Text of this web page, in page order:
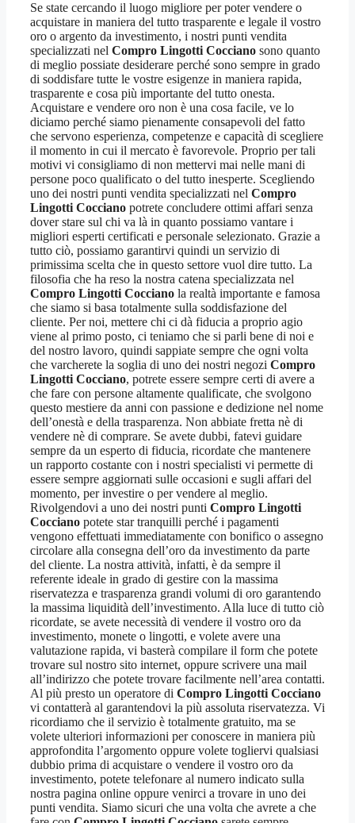
Se state cercando il luogo migliore per poter vendere o
acquistare in maniera del tutto trasparente e legale il vostro
oro o argento da investimento, i nostri punti vendita
specializzati nel Compro Lingotti Cocciano sono quanto
di meglio possiate desiderare perché sono sempre in grado
di soddisfare tutte le vostre esigenze in maniera rapida,
trasparente e cosa più importante del tutto onesta.
Acquistare e vendere oro non è una cosa facile, ve lo
diciamo perché siamo pienamente consapevoli del fatto
che servono esperienza, competenze e capacità di scegliere
il momento in cui il mercato è favorevole. Proprio per tali
motivi vi consigliamo di non mettervi mai nelle mani di
persone poco qualificato o del tutto inesperte. Scegliendo
uno dei nostri punti vendita specializzati nel Compro
Lingotti Cocciano potrete concludere ottimi affari senza
dover stare sul chi va là in quanto possiamo vantare i
migliori esperti certificati e personale selezionato. Grazie a
tutto ciò, possiamo garantirvi quindi un servizio di
primissima scelta che in questo settore vuol dire tutto. La
filosofia che ha reso la nostra catena specializzata nel
Compro Lingotti Cocciano la realtà importante e famosa
che siamo si basa totalmente sulla soddisfazione del
cliente. Per noi, mettere chi ci dà fiducia a proprio agio
viene al primo posto, ci teniamo che si parli bene di noi e
del nostro lavoro, quindi sappiate sempre che ogni volta
che varcherete la soglia di uno dei nostri negozi Compro
Lingotti Cocciano, potrete essere sempre certi di avere a
che fare con persone altamente qualificate, che svolgono
questo mestiere da anni con passione e dedizione nel nome
dell’onestà e della trasparenza. Non abbiate fretta nè di
vendere nè di comprare. Se avete dubbi, fatevi guidare
sempre da un esperto di fiducia, ricordate che mantenere
un rapporto costante con i nostri specialisti vi permette di
essere sempre aggiornati sulle occasioni e sugli affari del
momento, per investire o per vendere al meglio.
Rivolgendovi a uno dei nostri punti Compro Lingotti
Cocciano potete star tranquilli perché i pagamenti
vengono effettuati immediatamente con bonifico o assegno
circolare alla consegna dell’oro da investimento da parte
del cliente. La nostra attività, infatti, è da sempre il
referente ideale in grado di gestire con la massima
riservatezza e trasparenza grandi volumi di oro garantendo
la massima liquidità dell’investimento. Alla luce di tutto ciò
ricordate, se avete necessità di vendere il vostro oro da
investimento, monete o lingotti, e volete avere una
valutazione rapida, vi basterà compilare il form che potete
trovare sul nostro sito internet, oppure scrivere una mail
all’indirizzo che potete trovare facilmente nell’area contatti.
Al più presto un operatore di Compro Lingotti Cocciano
vi contatterà al garantendovi la più assoluta riservatezza. Vi
ricordiamo che il servizio è totalmente gratuito, ma se
volete ulteriori informazioni per conoscere in maniera più
approfondita l’argomento oppure volete togliervi qualsiasi
dubbio prima di acquistare o vendere il vostro oro da
investimento, potete telefonare al numero indicato sulla
nostra pagina online oppure venirci a trovare in uno dei
punti vendita. Siamo sicuri che una volta che avrete a che